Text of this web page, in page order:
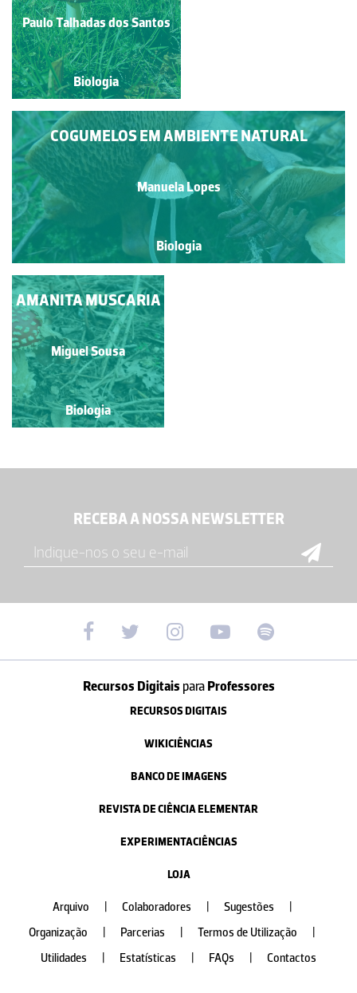
Jose Pissarra
Biologia
Paulo Talhadas dos Santos
Biologia
COGUMELOS EM AMBIENTE NATURAL
Manuela Lopes
Biologia
AMANITA MUSCARIA
Miguel Sousa
Biologia
RECEBA A NOSSA NEWSLETTER
Recursos Digitais paraProfessores
RECURSOS DIGITAIS
WIKICIÊNCIAS
BANCO DE IMAGENS
REVISTA DE CIÊNCIA ELEMENTAR
EXPERIMENTACIÊNCIAS
LOJA
Arquivo Colaboradores Sugestões
Organização
Parcerias Termos de Utilização
Utilidades
Estatísticas FAQs Contactos